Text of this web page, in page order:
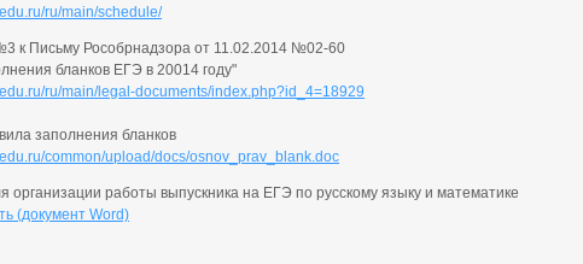
ru/main/schedule/
к Письму Рособрнадзора от 11.02.2014 №02-60
бланков ЕГЭ в 20014 году"
ru/main/legal-documents/index.php?id_4=18929
заполнения бланков
common/upload/docs/osnov_prav_blank.doc
организации работы выпускника на ЕГЭ по русскому языку и математике
(документ Word)